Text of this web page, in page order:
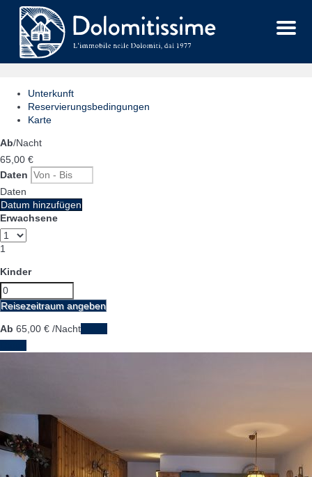
Menu
Unterkunft
Reservierungsbedingungen
Karte
Ab/Nacht
65, 00 €
Daten
Daten
Datum hinzufügen
Erwachsene
1
Kinder
Reisezeitraum angeben
Ab 65, 00 € /Nacht